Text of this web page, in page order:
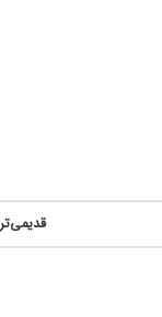
قدیمی‌تر